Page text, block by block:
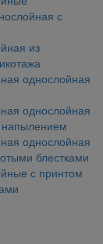
с
из
однослойная
однослойная
однослойная
блестками
с принтом